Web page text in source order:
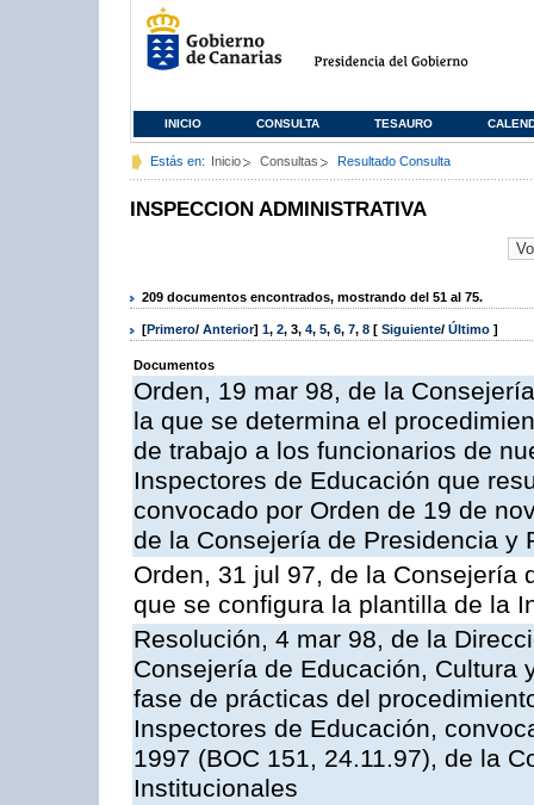
INICIO CONSULTA TESAURO
Estás en: Inicio Consultas Resultado Consulta
INSPECCION ADMINISTRATIVA
209 documentos encontrados, mostrando del 51 al 75.
[Primero/ Anterior] 1, 2, 3, 4, 5, 6, 7, 8 [ Siguiente/ Último ]
Documentos
Orden, 19 mar 98, de la
la que se determina el
de trabajo a los funcionarios de
Inspectores de Educación que
convocado por Orden de 19 de
de la Consejería de Presidencia y
Orden, 31 jul 97, de la Consejería
que se configura la plantilla de la
Resolución, 4 mar 98, de la
Consejería de Educación, Cultura
fase de prácticas del
Inspectores de Educación,
1997 (BOC 151, 24.11.97), de la
Institucionales